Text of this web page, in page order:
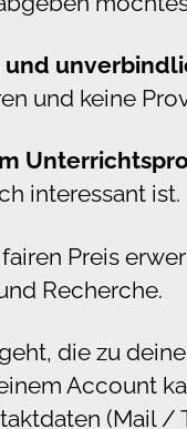
und
und keine
interessant ist.
Preis
Recherche.
die zu
Account
(Mail /